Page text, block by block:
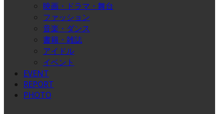
映画・ドラマ・舞台
ファッション
音楽・ダンス
書籍・雑誌
アイドル
イベント
EVENT
REPORT
PHOTO